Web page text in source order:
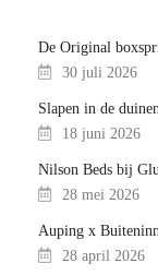
De Original
30 juli 2026
Slapen in de
18 juni 2026
Nilson Beds bij
28 mei 2026
Auping x Buiteninn
28 april 2026